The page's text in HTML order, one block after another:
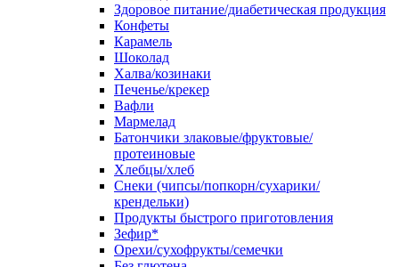
Здоровое питание/диабетическая продукция
Конфеты
Карамель
Шоколад
Халва/козинаки
Печенье/крекер
Вафли
Мармелад
Батончики злаковые/фруктовые/
протеиновые
Хлебцы/хлеб
Снеки (чипсы/попкорн/сухарики/
крендельки)
Продукты быстрого приготовления
Зефир*
Орехи/сухофрукты/семечки